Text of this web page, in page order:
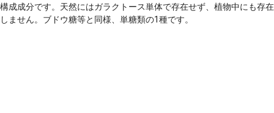
構成成分です。天然にはガラクトース単体で存在せず、植物中にも存在
しません。ブドウ糖等と同様、単糖類の1種です。